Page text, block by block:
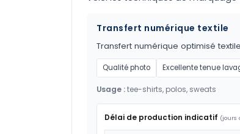
Transfert numérique textile
Transfert numérique optimisé
Qualité photo Excellente tenue
Usage :tee-shirts, polos, sweats
Délai de production indicatif (jours